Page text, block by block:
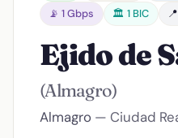
📡 1 Gbps
🏛️ 1 BIC
Ejido de
(Almagro)
Almagro — Ciudad